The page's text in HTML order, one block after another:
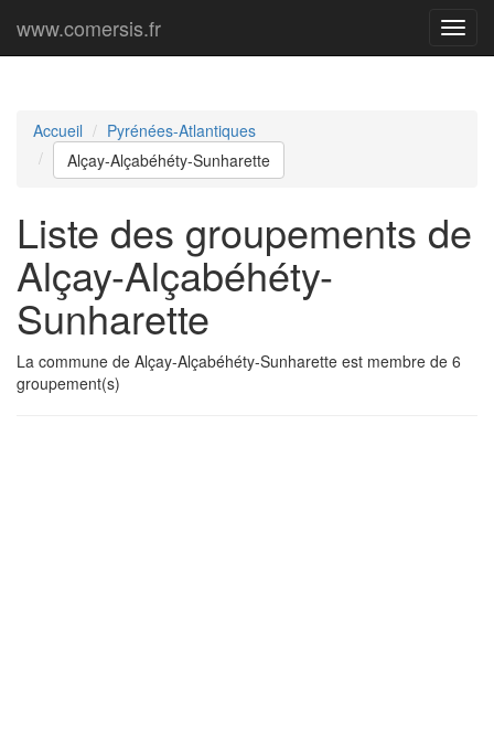
Menu
www.comersis.fr
Accueil
Pyrénées-Atlantiques
Alçay-Alçabéhéty-Sunharette
Liste des groupements de
Alçay-Alçabéhéty-
Sunharette
La commune de Alçay-Alçabéhéty-Sunharette est membre de 6
groupement(s)